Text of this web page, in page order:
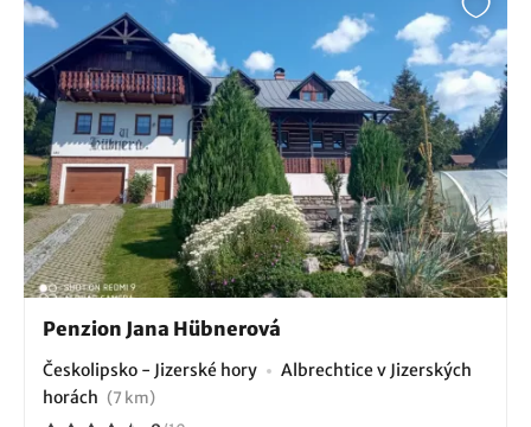
Penzion Jana Hübnerová
Českolipsko - Jizerské hory
Albrechtice v Jizerských
horách (7 km)